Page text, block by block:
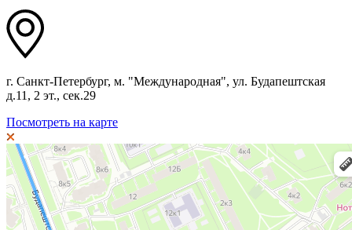
г. Санкт-Петербург, м. "Международная", ул. Будапештская
д.11, 2 эт., сек.29
Посмотреть на карте